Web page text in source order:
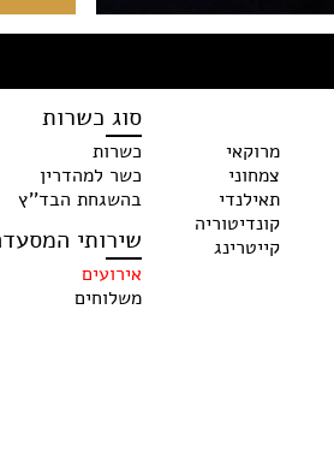
מרוקאי
צמחוני
תאילנדי
קונדיטוריה
קייטרינג
סוג כשרות
כשרות
כשר למהדרין
בהשגחת הבד''ץ
שירותי
אירועים
משלוחים